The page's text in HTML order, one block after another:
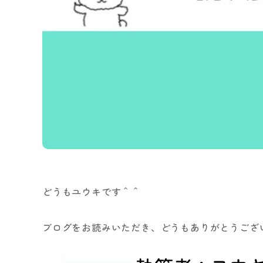
どうもユウキです＾＾
ブログをお読みいただき、どうもありがとうござ